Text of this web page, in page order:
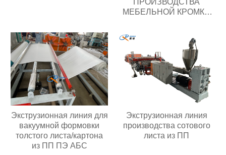
ПРОИЗВОДСТВА
МЕБЕЛЬНОЙ КРОМКИ
Экструзионная линия для
вакуумной формовки
толстого листа/картона
из ПП ПЭ АБС
Экструзионная линия
производства сотового
листа из ПП